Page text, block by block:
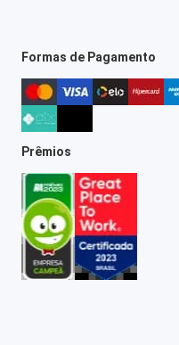
Formas de Pagamento
Prêmios